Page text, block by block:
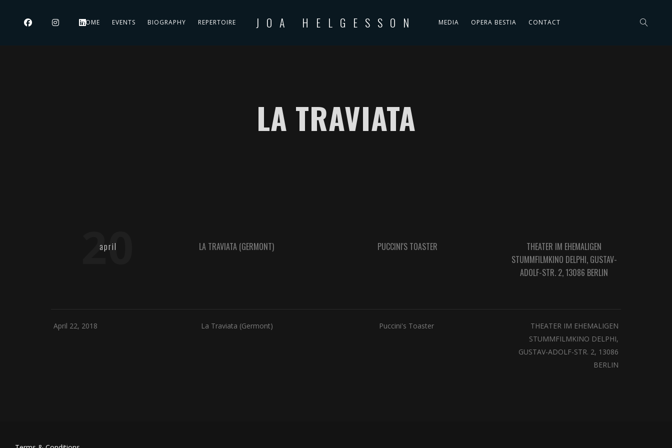
HOME EVENTS BIOGRAPHY REPERTOIRE JOA HELGESSON MEDIA OPERA BESTIA CONTACT
LA TRAVIATA
20
april LA TRAVIATA (GERMONT) PUCCINI'S TOASTER
THEATER IM EHEMALIGEN
STUMMFILMKINO DELPHI, GUSTAV-
ADOLF-STR. 2, 13086 BERLIN
April 22, 2018 La Traviata (Germont) Puccini's Toaster
THEATER IM EHEMALIGEN
STUMMFILMKINO DELPHI,
GUSTAV-ADOLF-STR. 2, 13086
BERLIN